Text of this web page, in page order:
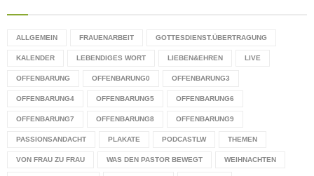
ALLGEMEIN FRAUENARBEIT GOTTESDIENST.ÜBERTRAGUNG
KALENDER LEBENDIGES WORT LIEBEN&EHREN LIVE
OFFENBARUNG OFFENBARUNG0 OFFENBARUNG3
OFFENBARUNG4 OFFENBARUNG5 OFFENBARUNG6
OFFENBARUNG7 OFFENBARUNG8 OFFENBARUNG9
PASSIONSANDACHT PLAKATE PODCASTLW THEMEN
VON FRAU ZU FRAU WAS DEN PASTOR BEWEGT WEIHNACHTEN